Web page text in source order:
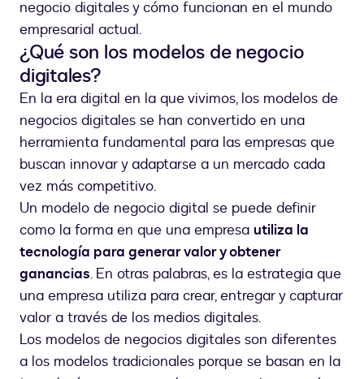
negocio digitales y cómo funcionan en el mundo
empresarial actual.
¿Qué son los modelos de negocio
digitales?
En la era digital en la que vivimos, los modelos de
negocios digitales se han convertido en una
herramienta fundamental para las empresas que
buscan innovar y adaptarse a un mercado cada
vez más competitivo.
Un modelo de negocio digital se puede definir
como la forma en que una empresa utiliza la
tecnología para generar valor y obtener
ganancias. En otras palabras, es la estrategia que
una empresa utiliza para crear, entregar y capturar
valor a través de los medios digitales.
Los modelos de negocios digitales son diferentes
a los modelos tradicionales porque se basan en la